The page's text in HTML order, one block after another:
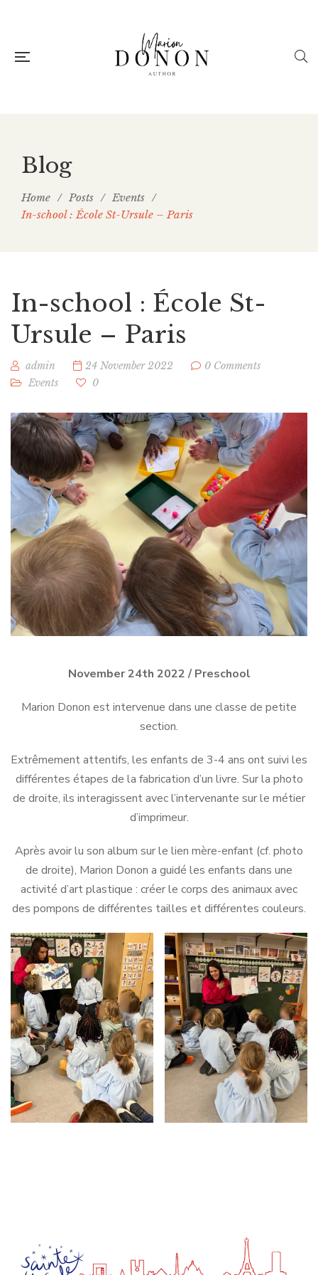
Blog
Home / Posts / Events /
In-school : École St-Ursule – Paris
In-school : École St-
Ursule – Paris
admin 24 November 2022
0 Comments
Events
0
November 24th 2022 / Preschool
Marion Donon est intervenue dans une classe de petite
section.
Extrêmement attentifs, les enfants de 3-4 ans ont suivi les
différentes étapes de la fabrication d’un livre. Sur la photo
de droite, ils interagissent avec l’intervenante sur le métier
d’imprimeur.
Après avoir lu son album sur le lien mère-enfant (cf. photo
de droite), Marion Donon a guidé les enfants dans une
activité d’art plastique : créer le corps des animaux avec
des pompons de différentes tailles et différentes couleurs.